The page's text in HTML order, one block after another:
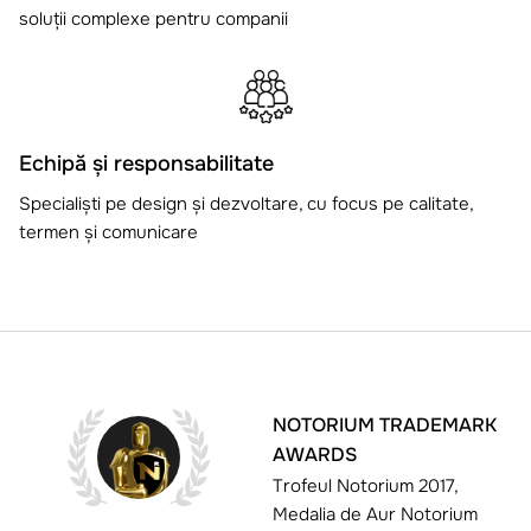
soluții complexe pentru companii
Echipă și responsabilitate
Specialiști pe design și dezvoltare, cu focus pe calitate,
termen și comunicare
NOTORIUM TRADEMARK
AWARDS
Trofeul Notorium 2017,
Medalia de Aur Notorium